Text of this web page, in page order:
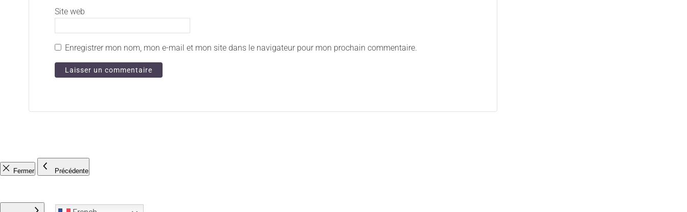
Site web
Enregistrer mon nom, mon e-mail et mon site dans le navigateur pour mon prochain commentaire.
Fermer Précédente